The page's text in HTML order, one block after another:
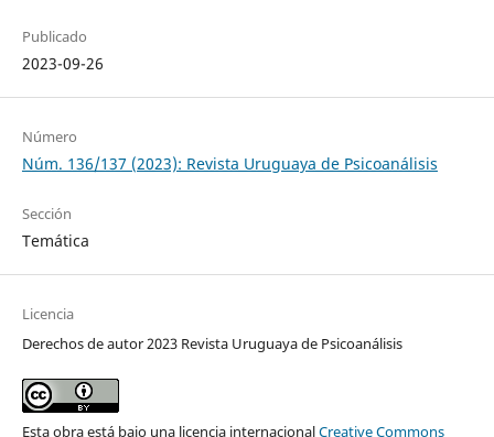
Publicado
2023-09-26
Número
Núm. 136/137 (2023): Revista Uruguaya de Psicoanálisis
Sección
Temática
Licencia
Derechos de autor 2023 Revista Uruguaya de Psicoanálisis
Esta obra está bajo una licencia internacionalCreative Commons